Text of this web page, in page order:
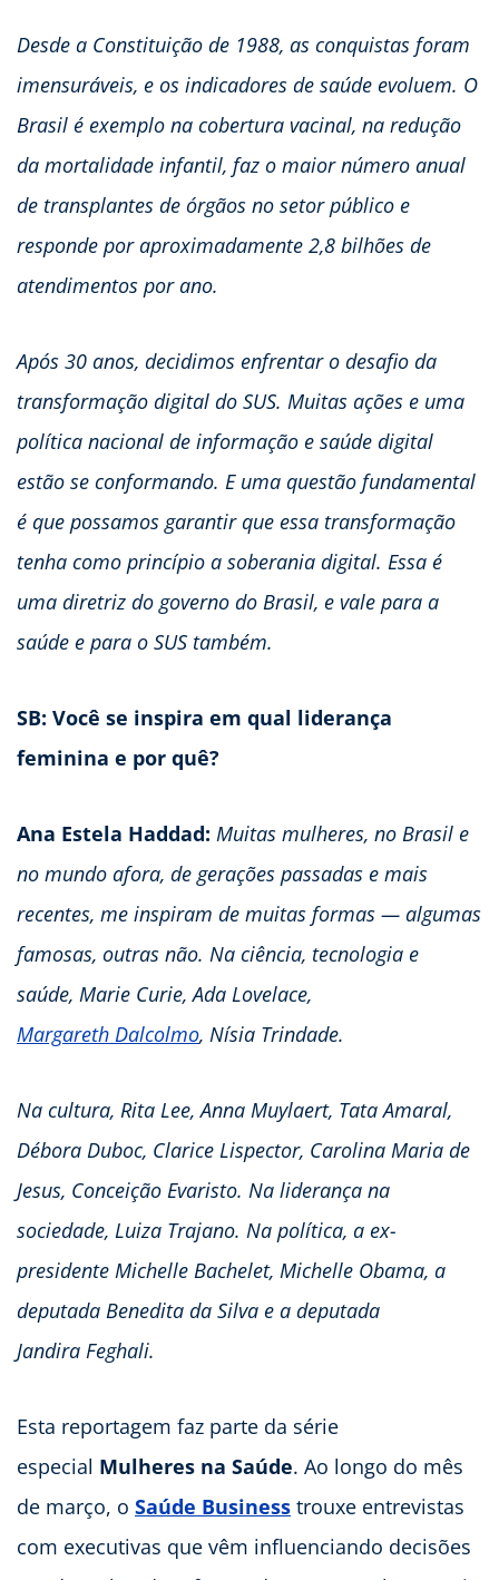
Desde a Constituição de 1988, as conquistas foram
imensuráveis, e os indicadores de saúde evoluem. O
Brasil é exemplo na cobertura vacinal, na redução
da mortalidade infantil, faz o maior número anual
de transplantes de órgãos no setor público e
responde por aproximadamente 2,8 bilhões de
atendimentos por ano.
Após 30 anos, decidimos enfrentar o desafio da
transformação digital do SUS. Muitas ações e uma
política nacional de informação e saúde digital
estão se conformando. E uma questão fundamental
é que possamos garantir que essa transformação
tenha como princípio a soberania digital. Essa é
uma diretriz do governo do Brasil, e vale para a
saúde e para o SUS também.
SB: Você se inspira em qual liderança
feminina e por quê?
Ana Estela Haddad: Muitas mulheres, no Brasil e
no mundo afora, de gerações passadas e mais
recentes, me inspiram de muitas formas — algumas
famosas, outras não. Na ciência, tecnologia e
saúde, Marie Curie, Ada Lovelace,
Margareth Dalcolmo, Nísia Trindade.
Na cultura, Rita Lee, Anna Muylaert, Tata Amaral,
Débora Duboc, Clarice Lispector, Carolina Maria de
Jesus, Conceição Evaristo. Na liderança na
sociedade, Luiza Trajano. Na política, a ex-
presidente Michelle Bachelet, Michelle Obama, a
deputada Benedita da Silva e a deputada
Jandira Feghali.
Esta reportagem faz parte da série
especial Mulheres na Saúde. Ao longo do mês
de março, o Saúde Business trouxe entrevistas
com executivas que vêm influenciando decisões